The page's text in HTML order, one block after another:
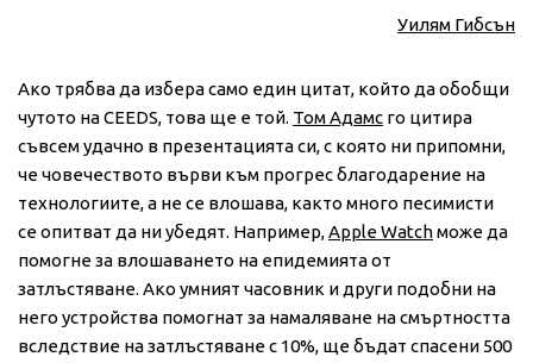
Уилям Гибсън
Ако трябва да избера само един цитат, който да обобщи
чутото на CEEDS, това ще е той. Том Адамс го цитира
съвсем удачно в презентацията си, с която ни припомни,
че човечеството върви към прогрес благодарение на
технологиите, а не се влошава, както много песимисти
се опитват да ни убедят. Например,Apple Watchможе да
помогне за влошаването на епидемията от
затлъстяване. Ако умният часовник и други подобни на
него устройства помогнат за намаляване на смъртността
вследствие на затлъстяване с 10%, ще бъдат спасени 500